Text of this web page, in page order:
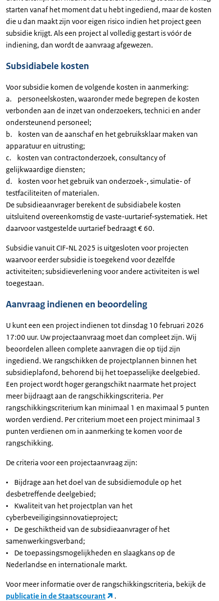
starten vanaf het moment dat u hebt ingediend, maar de kosten
die u dan maakt zijn voor eigen risico indien het project geen
subsidie krijgt. Als een project al volledig gestart is vóór de
indiening, dan wordt de aanvraag afgewezen.
Subsidiabele kosten
Voor subsidie komen de volgende kosten in aanmerking:
a. personeelskosten, waaronder mede begrepen de kosten
verbonden aan de inzet van onderzoekers, technici en ander
ondersteunend personeel;
b. kosten van de aanschaf en het gebruiksklaar maken van
apparatuur en uitrusting;
c. kosten van contractonderzoek, consultancy of
gelijkwaardige diensten;
d. kosten voor het gebruik van onderzoek-, simulatie- of
testfaciliteiten of materialen.
De subsidieaanvrager berekent de subsidiabele kosten
uitsluitend overeenkomstig de vaste-uurtarief-systematiek. Het
daarvoor vastgestelde uurtarief bedraagt € 60.
Subsidie vanuit CIF-NL 2025 is uitgesloten voor projecten
waarvoor eerder subsidie is toegekend voor dezelfde
activiteiten; subsidieverlening voor andere activiteiten is wel
toegestaan.
Aanvraag indienen en beoordeling
U kunt een een project indienen tot dinsdag 10 februari 2026
17:00 uur. Uw projectaanvraag moet dan compleet zijn. Wij
beoordelen alleen complete aanvragen die op tijd zijn
ingediend. We rangschikken de projectplannen binnen het
subsidieplafond, behorend bij het toepasselijke deelgebied.
Een project wordt hoger gerangschikt naarmate het project
meer bijdraagt aan de rangschikkingscriteria. Per
rangschikkingscriterium kan minimaal 1 en maximaal 5 punten
worden verdiend. Per criterium moet een project minimaal 3
punten verdienen om in aanmerking te komen voor de
rangschikking.
De criteria voor een projectaanvraag zijn:
• Bijdrage aan het doel van de subsidiemodule op het
desbetreffende deelgebied;
• Kwaliteit van het projectplan van het
cyberbeveiligingsinnovatieproject;
• De geschiktheid van de subsidieaanvrager of het
samenwerkingsverband;
• De toepassingsmogelijkheden en slaagkans op de
Nederlandse en internationale markt.
Voor meer informatie over de rangschikkingscriteria, bekijk de
publicatie in de Staatscourant
.